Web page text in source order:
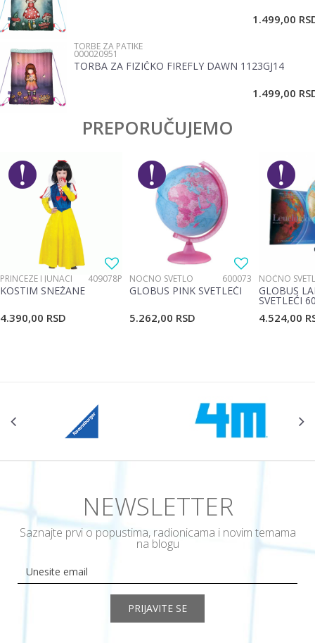
1.499,00
TORBE ZA PATIKE
000020951
TORBA ZA FIZIČKO FIREFLY DAWN 1123GJ14
1.499,00
PREPORUČUJEMO
PRINCEZE I JUNACI 409078P
KOSTIM SNEŽANE
4.390,00 RSD
NOĆNO SVETLO 600073
GLOBUS PINK SVETLEĆI
5.262,00 RSD
NOĆNO
GLOBUS
SVETLEĆI
4.524,00
NEWSLETTER
Saznajte prvi o popustima, radionicama i novim temama
na blogu
PRIJAVITE SE